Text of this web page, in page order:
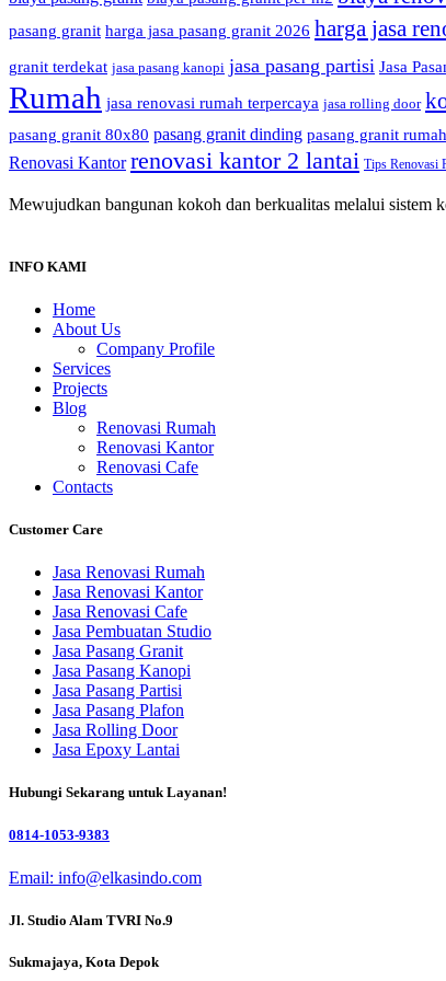
pasang granit harga jasa pasang granit 2026 harga jasa
granit terdekat jasa pasang kanopi jasa pasang partisi Jasa
Rumah jasa renovasi rumah terpercaya jasa rolling door
pasang granit 80x80 pasang granit dinding pasang granit
Renovasi Kantor renovasi kantor 2 lantai Tips Renovasi
Mewujudkan bangunan kokoh dan berkualitas melalui sistem
INFO KAMI
Home
About Us
Company Profile
Services
Projects
Blog
Renovasi Rumah
Renovasi Kantor
Renovasi Cafe
Contacts
Customer Care
Jasa Renovasi Rumah
Jasa Renovasi Kantor
Jasa Renovasi Cafe
Jasa Pembuatan Studio
Jasa Pasang Granit
Jasa Pasang Kanopi
Jasa Pasang Partisi
Jasa Pasang Plafon
Jasa Rolling Door
Jasa Epoxy Lantai
Hubungi Sekarang untuk Layanan!
0814-1053-9383
Email: info@elkasindo.com
Jl. Studio Alam TVRI No.9
Sukmajaya, Kota Depok